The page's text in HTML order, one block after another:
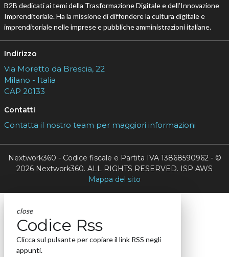
B2B dedicati ai temi della Trasformazione Digitale e dell’Innovazione
Imprenditoriale. Ha la missione di diffondere la cultura digitale e
imprenditoriale nelle imprese e pubbliche amministrazioni italiane.
Indirizzo
Via Moretto da Brescia, 22
Milano - Italia
CAP 20133
Contatti
Contatta il nostro team per maggiori informazioni
Nextwork360 - Codice fiscale e Partita IVA 13868590962 - ©
2026 Nextwork360. ALL RIGHTS RESERVED. ISP AWS
Mappa del sito
close
Codice Rss
Clicca sul pulsante per copiare il link RSS negli
appunti.